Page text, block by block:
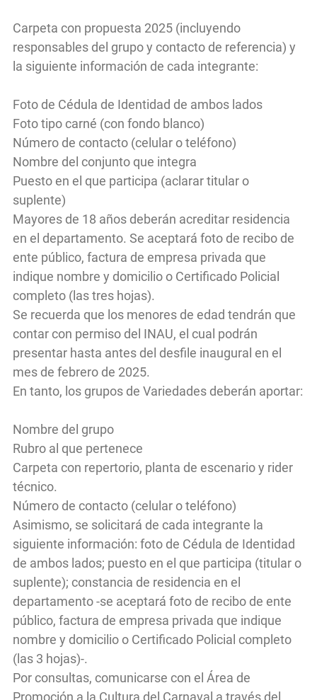
Carpeta con propuesta 2025 (incluyendo
responsables del grupo y contacto de referencia) y
la siguiente información de cada integrante:
Foto de Cédula de Identidad de ambos lados
Foto tipo carné (con fondo blanco)
Número de contacto (celular o teléfono)
Nombre del conjunto que integra
Puesto en el que participa (aclarar titular o
suplente)
Mayores de 18 años deberán acreditar residencia
en el departamento. Se aceptará foto de recibo de
ente público, factura de empresa privada que
indique nombre y domicilio o Certificado Policial
completo (las tres hojas).
Se recuerda que los menores de edad tendrán que
contar con permiso del INAU, el cual podrán
presentar hasta antes del desfile inaugural en el
mes de febrero de 2025.
En tanto, los grupos de Variedades deberán aportar:
Nombre del grupo
Rubro al que pertenece
Carpeta con repertorio, planta de escenario y rider
técnico.
Número de contacto (celular o teléfono)
Asimismo, se solicitará de cada integrante la
siguiente información: foto de Cédula de Identidad
de ambos lados; puesto en el que participa (titular o
suplente); constancia de residencia en el
departamento -se aceptará foto de recibo de ente
público, factura de empresa privada que indique
nombre y domicilio o Certificado Policial completo
(las 3 hojas)-.
Por consultas, comunicarse con el Área de
Promoción a la Cultura del Carnaval a través del